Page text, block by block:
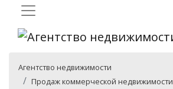
Агентство недвижимости
Продаж коммерческой недвижимости